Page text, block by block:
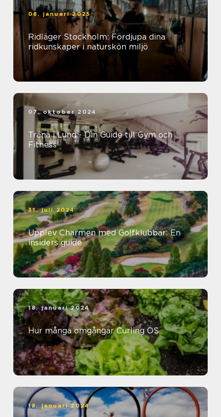
08. januari 2025
Ridläger Stockholm: Fördjupa dina
ridkunskaper i naturskön miljö
07. oktober 2024
Träna i Lund - Din Guide till Gym och
Fitness
31. juli 2024
Upplev Charmen med Golfklubbar: En
insiders guide
18. januari 2024
Hur många omgångar Curling OS
18. januari 2024